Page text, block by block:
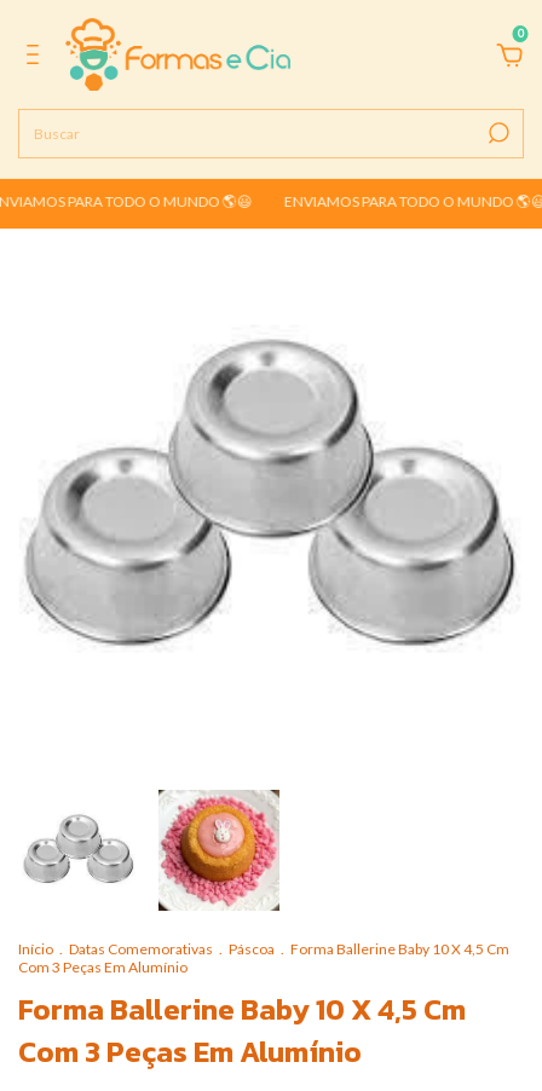
0
PARA TODO O MUNDO 🌎😃 ENVIAMOS PARA TODO O MUNDO 🌎😃
Início . Datas Comemorativas . Páscoa . Forma Ballerine Baby 10 X 4,5 Cm
Com 3 Peças Em Alumínio
Forma Ballerine Baby 10 X 4,5 Cm
Com 3 Peças Em Alumínio